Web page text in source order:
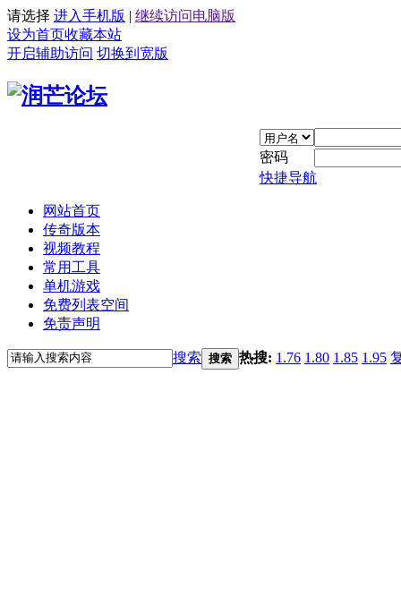
请选择 进入手机版 | 继续访问电脑版
设为首页收藏本站
开启辅助访问 切换到宽版
密码
快捷导航
网站首页
传奇版本
视频教程
常用工具
单机游戏
免费列表空间
免责声明
搜索 搜索 热搜: 1.76 1.80 1.85 1.95